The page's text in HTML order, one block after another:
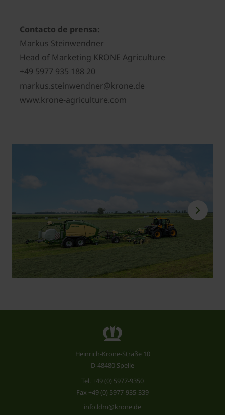
Contacto de prensa:
Markus Steinwendner
Head of Marketing KRONE Agriculture
+49 5977 935 188 20
markus.steinwendner@krone.de
www.krone-agriculture.com
Heinrich-Krone-Straße 10
D-48480 Spelle
Tel. +49 (0) 5977-9350
Fax +49 (0) 5977-935-339
info.ldm@krone.de